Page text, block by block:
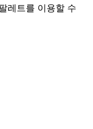
레트를 이용할 수